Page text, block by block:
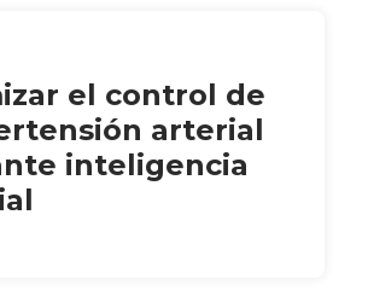
el control de
arterial
inteligencia